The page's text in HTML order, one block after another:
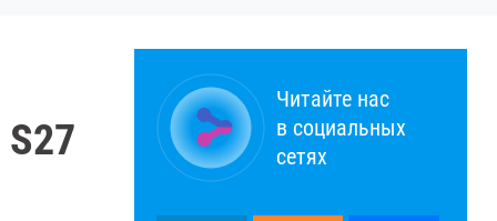
Читайте нас
в социальных
сетях